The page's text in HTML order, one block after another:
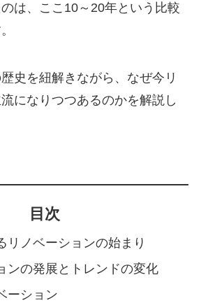
は、ここ10～20年という比較
史を紐解きながら、なぜ今リ
になりつつあるのかを解説し
目次
リノベーションの始まり
ンの発展とトレンドの変化
ーション